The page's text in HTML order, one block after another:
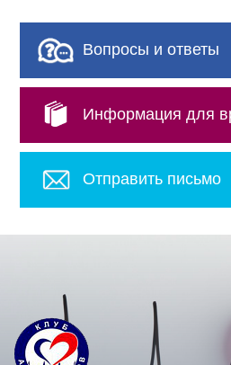
Вопросы и ответы
Информация для
Отправить письмо